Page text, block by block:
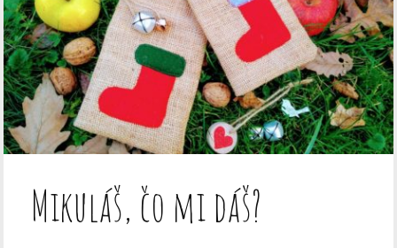
Mikuláš, čo mi dáš?